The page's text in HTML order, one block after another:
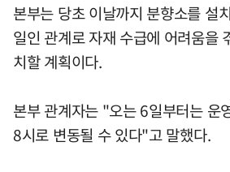
본부는 당초 이날까지 분향소를 설
일인 관계로 자재 수급에 어려움을
치할 계획이다.
본부 관계자는 "오는 6일부터는 운
8시로 변동될 수 있다"고 말했다.